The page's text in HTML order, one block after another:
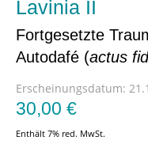
Lavinia II
Fortgesetzte
Autodafé (actus
Erscheinungsdatum:
30,00 €
Enthält 7% red. MwSt.